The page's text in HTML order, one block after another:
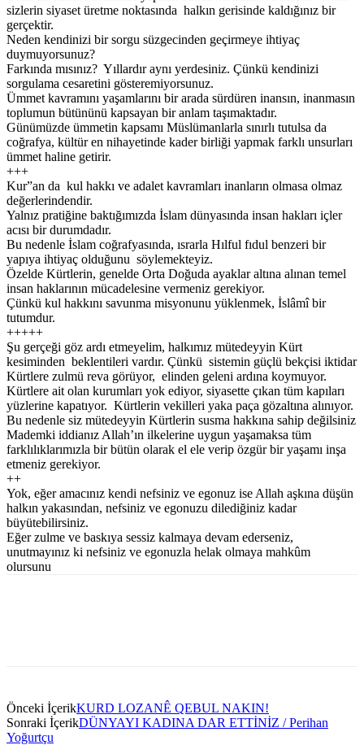
sizlerin siyaset üretme noktasında halkın gerisinde kaldığınız bir
gerçektir.
Neden kendinizi bir sorgu süzgecinden geçirmeye ihtiyaç
duymuyorsunuz?
Farkında mısınız? Yıllardır aynı yerdesiniz. Çünkü kendinizi
sorgulama cesaretini gösteremiyorsunuz.
Ümmet kavramını yaşamlarını bir arada sürdüren inansın, inanmasın
toplumun bütününü kapsayan bir anlam taşımaktadır.
Günümüzde ümmetin kapsamı Müslümanlarla sınırlı tutulsa da
coğrafya, kültür en nihayetinde kader birliği yapmak farklı unsurları
ümmet haline getirir.
+++
Kur”an da kul hakkı ve adalet kavramları inanların olmasa olmaz
değerlerindendir.
Yalnız pratiğine baktığımızda İslam dünyasında insan hakları içler
acısı bir durumdadır.
Bu nedenle İslam coğrafyasında, ısrarla Hılful fıdul benzeri bir
yapıya ihtiyaç olduğunu söylemekteyiz.
Özelde Kürtlerin, genelde Orta Doğuda ayaklar altına alınan temel
insan haklarının mücadelesine vermeniz gerekiyor.
Çünkü kul hakkını savunma misyonunu yüklenmek, İslâmî bir
tutumdur.
+++++
Şu gerçeği göz ardı etmeyelim, halkımız mütedeyyin Kürt
kesiminden beklentileri vardır. Çünkü sistemin güçlü bekçisi iktidar
Kürtlere zulmü reva görüyor, elinden geleni ardına koymuyor.
Kürtlere ait olan kurumları yok ediyor, siyasette çıkan tüm kapıları
yüzlerine kapatıyor. Kürtlerin vekilleri yaka paça gözaltına alınıyor.
Bu nedenle siz mütedeyyin Kürtlerin susma hakkına sahip değilsiniz
Mademki iddianız Allah’ın ilkelerine uygun yaşamaksa tüm
farklılıklarımızla bir bütün olarak el ele verip özgür bir yaşamı inşa
etmeniz gerekiyor.
++
Yok, eğer amacınız kendi nefsiniz ve egonuz ise Allah aşkına düşün
halkın yakasından, nefsiniz ve egonuzu dilediğiniz kadar
büyütebilirsiniz.
Eğer zulme ve baskıya sessiz kalmaya devam ederseniz,
unutmayınız ki nefsiniz ve egonuzla helak olmaya mahkûm
olursunu
Önceki İçerikKURD LOZANÊ QEBUL NAKIN!
Sonraki İçerikDÜNYAYI KADINA DAR ETTİNİZ / Perihan
Yoğurtçu